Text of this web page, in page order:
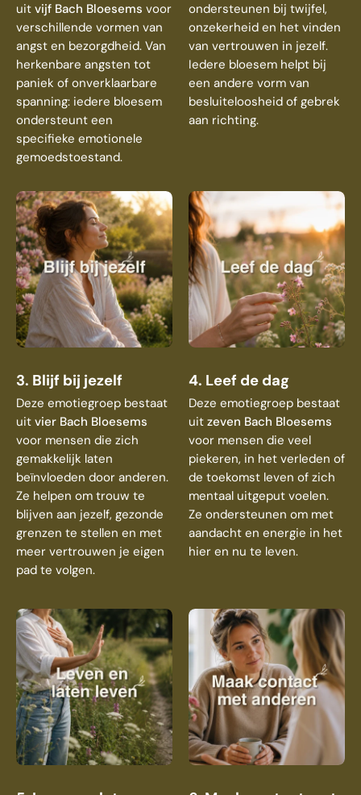
uit vijf Bach Bloesems voor
verschillende vormen van
angst en bezorgdheid. Van
herkenbare angsten tot
paniek of onverklaarbare
spanning: iedere bloesem
ondersteunt een
specifieke emotionele
gemoedstoestand.
ondersteunen bij twijfel,
onzekerheid en het vinden
van vertrouwen in jezelf.
Iedere bloesem helpt bij
een andere vorm van
besluiteloosheid of gebrek
aan richting.
3. Blijf bij jezelf
Deze emotiegroep bestaat
uit vier Bach Bloesems
voor mensen die zich
gemakkelijk laten
beïnvloeden door anderen.
Ze helpen om trouw te
blijven aan jezelf, gezonde
grenzen te stellen en met
meer vertrouwen je eigen
pad te volgen.
4. Leef de dag
Deze emotiegroep bestaat
uit zeven Bach Bloesems
voor mensen die veel
piekeren, in het verleden of
de toekomst leven of zich
mentaal uitgeput voelen.
Ze ondersteunen om met
aandacht en energie in het
hier en nu te leven.